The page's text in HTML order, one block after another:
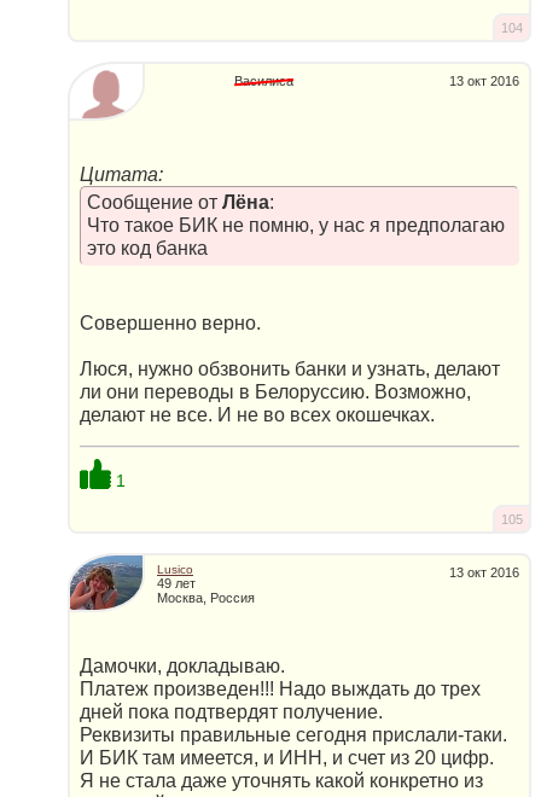
104
13 окт 2016
Василиса
Цитата:
Сообщение от Лёна:
Что такое БИК не помню, у нас я предполагаю
это код банка
Совершенно верно.
Люся, нужно обзвонить банки и узнать, делают
ли они переводы в Белоруссию. Возможно,
делают не все. И не во всех окошечках.
1
105
13 окт 2016
Lusico
49 лет
Москва, Россия
Дамочки, докладываю.
Платеж произведен!!! Надо выждать до трех
дней пока подтвердят получение.
Реквизиты правильные сегодня прислали-таки.
И БИК там имеется, и ИНН, и счет из 20 цифр.
Я не стала даже уточнять какой конкретно из